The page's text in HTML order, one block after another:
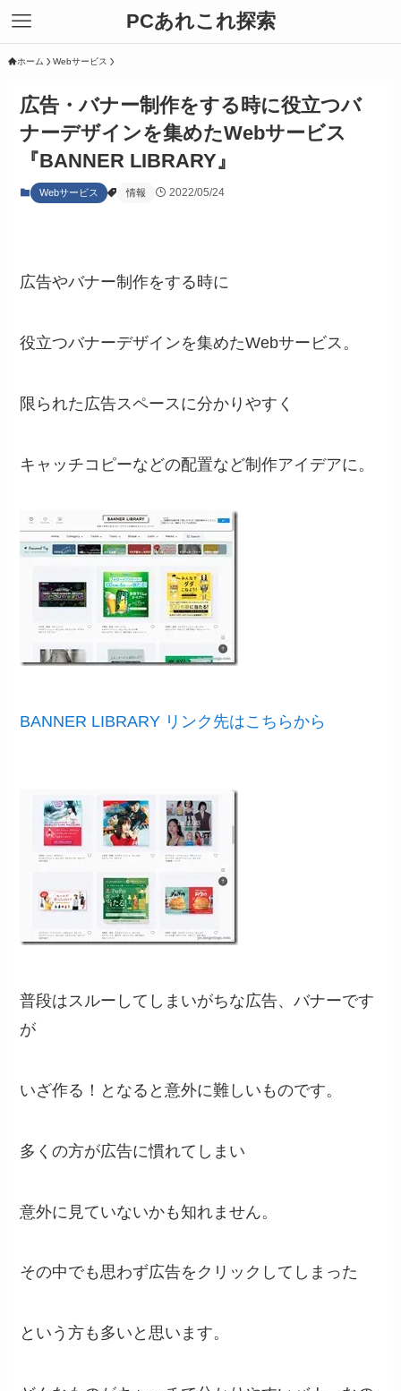
PCあれこれ探索
ホーム Webサービス
広告・バナー制作をする時に役立つバ
ナーデザインを集めたWebサービス
『BANNER LIBRARY』
Webサービス 情報 2022/05/24
広告やバナー制作をする時に
役立つバナーデザインを集めたWebサービス。
限られた広告スペースに分かりやすく
キャッチコピーなどの配置など制作アイデアに。
BANNER LIBRARY リンク先はこちらから
普段はスルーしてしまいがちな広告、バナーです
が
いざ作る！となると意外に難しいものです。
多くの方が広告に慣れてしまい
意外に見ていないかも知れません。
その中でも思わず広告をクリックしてしまった
という方も多いと思います。